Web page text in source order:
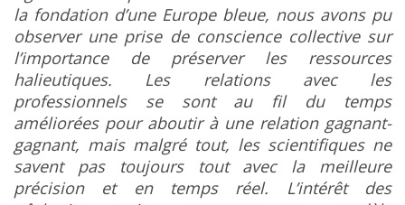
la fondation d’une Europe bleue, nous avons pu
observer une prise de conscience collective sur
l’importance de préserver les ressources
halieutiques. Les relations avec les
professionnels se sont au fil du temps
améliorées pour aboutir à une relation gagnant-
gagnant, mais malgré tout, les scientifiques ne
savent pas toujours tout avec la meilleure
précision et en temps réel. L’intérêt des